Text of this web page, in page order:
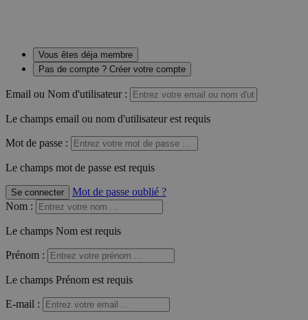
Vous êtes déja membre
Pas de compte ? Créer votre compte
Email ou Nom d'utilisateur :
Le champs email ou nom d'utilisateur est requis
Mot de passe :
Le champs mot de passe est requis
Se connecter
Mot de passe oublié ?
Nom :
Le champs Nom est requis
Prénom :
Le champs Prénom est requis
E-mail :